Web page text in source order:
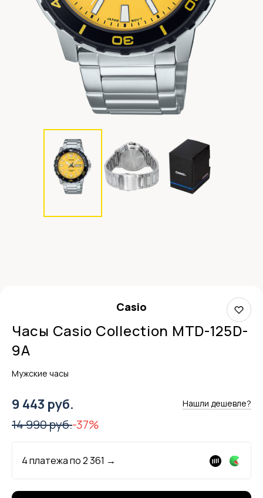
Casio
Часы Casio Collection MTD-125D-
9A
Мужские часы
9 443 руб. Нашли дешевле?
14 990 руб.-37%
4 платежа по2 361 →